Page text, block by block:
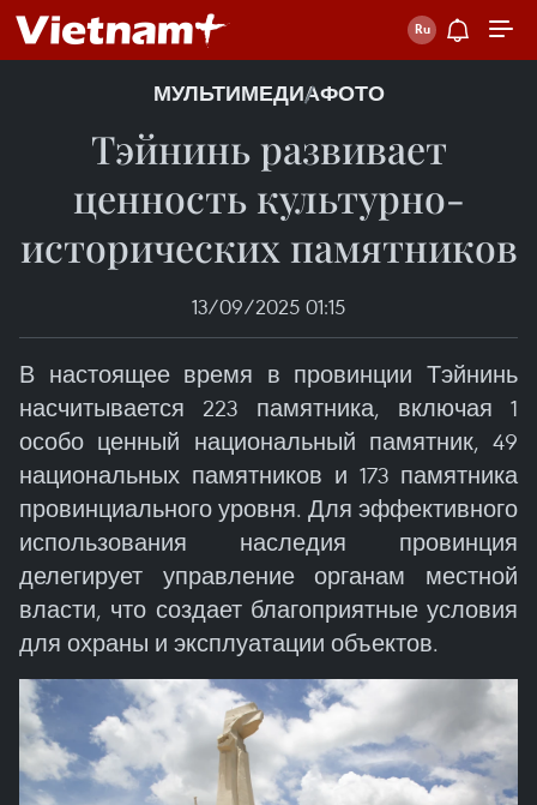
МУЛЬТИМЕДИАФОТО
Тэйнинь развивает
ценность культурно-
исторических памятников
13/09/2025 01:15
В настоящее время в провинции Тэйнинь
насчитывается 223 памятника, включая 1
особо ценный национальный памятник, 49
национальных памятников и 173 памятника
провинциального уровня. Для эффективного
использования наследия провинция
делегирует управление органам местной
власти, что создает благоприятные условия
для охраны и эксплуатации объектов.